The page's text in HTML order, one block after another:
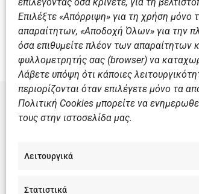
Επιλέξτε «Απόρριψη» για τη χρήση
απαραίτητων, «Αποδοχή Όλων» για την
όσα επιθυμείτε πλέον των απαραίτητων
φυλλομετρητής σας (browser) να
Λάβετε υπόψη ότι κάποιες
περιορίζονται όταν επιλέγετε μόνο τα
Πολιτική Cookies μπορείτε να
τους στην ιστοσελίδα μας.
Λειτουργικά
Στατιστικά